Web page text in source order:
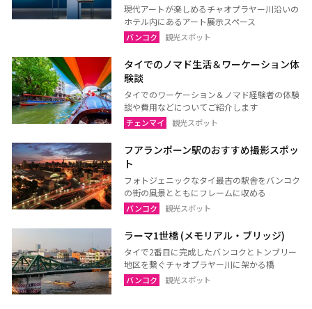
現代アートが楽しめるチャオプラヤー川沿いの
ホテル内にあるアート展示スペース
バンコク 観光スポット
タイでのノマド生活＆ワーケーション体
験談
タイでのワーケーション＆ノマド経験者の体験
談や費用などについてご紹介します
チェンマイ 観光スポット
フアランポーン駅のおすすめ撮影スポッ
ト
フォトジェニックなタイ最古の駅舎をバンコク
の街の風景とともにフレームに収める
バンコク 観光スポット
ラーマ1世橋 (メモリアル・ブリッジ)
タイで2番目に完成したバンコクとトンブリー
地区を繋ぐチャオプラヤー川に架かる橋
バンコク 観光スポット